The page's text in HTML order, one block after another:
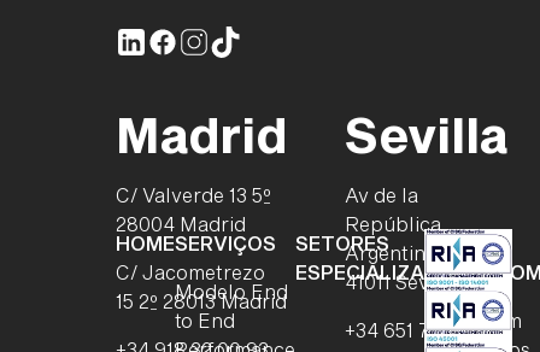
Madrid
C/ Valverde 13 5º
28004 Madrid
C/ Jacometrezo
15 2º 28013 Madrid
Sevilla
Av de la
República
Argentina 24,
41011 Sevilla
+34 651 74 83 20
HOMESERVIÇOS
Modelo End
to End
SETORES
ESPECIALIZADOS
WE
Quem